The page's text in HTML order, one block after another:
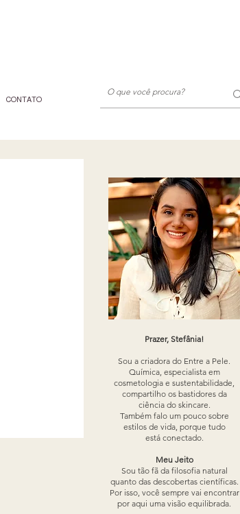
CONTATO
Prazer, Stefânia!
Sou a criadora do Entre a Pele.
Química, especialista em
cosmetologia e sustentabilidade,
compartilho os bastidores da
ciência do skincare.
Também falo um pouco sobre
estilos de vida, porque tudo
está conectado.
Meu Jeito
Sou tão fã da filosofia natural
quanto das descobertas científicas.
Por isso, você sempre vai encontrar
por aqui uma visão equilibrada.